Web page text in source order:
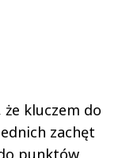
że kluczem do
zachęt
punktów